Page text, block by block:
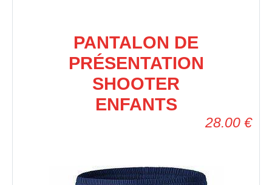
PANTALON DE
PRÉSENTATION
SHOOTER
ENFANTS
28.00 €